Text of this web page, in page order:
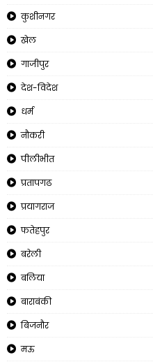
कुशीनगर
खेल
गाजीपुर
देश-विदेश
धर्म
नौकरी
पीलीभीत
प्रतापगढ
प्रयागराज
फतेहपुर
बरेली
बलिया
बाराबंकी
बिजनौर
मऊ